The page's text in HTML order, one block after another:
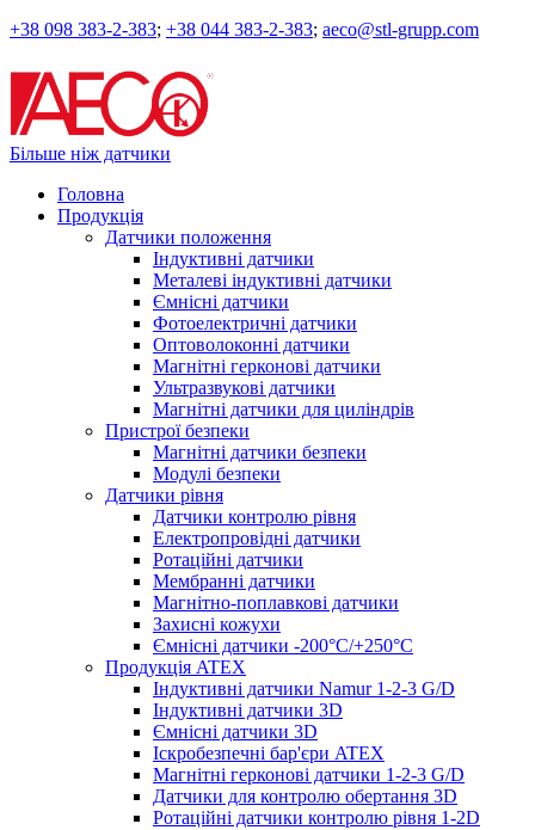
+38 098 383-2-383; +38 044 383-2-383; aeco@stl-grupp.com
Більше ніж датчики
Головна
Продукція
Датчики положення
Індуктивні датчики
Металеві індуктивні датчики
Ємнісні датчики
Фотоелектричні датчики
Оптоволоконні датчики
Магнітні герконові датчики
Ультразвукові датчики
Магнітні датчики для циліндрів
Пристрої безпеки
Магнітні датчики безпеки
Модулі безпеки
Датчики рівня
Датчики контролю рівня
Електропровідні датчики
Ротаційні датчики
Мембранні датчики
Магнітно-поплавкові датчики
Захисні кожухи
Ємнісні датчики -200°C/+250°C
Продукція ATEX
Індуктивні датчики Namur 1-2-3 G/D
Індуктивні датчики 3D
Ємнісні датчики 3D
Іскробезпечні бар'єри ATEX
Магнітні герконові датчики 1-2-3 G/D
Датчики для контролю обертання 3D
Ротаційні датчики контролю рівня 1-2D